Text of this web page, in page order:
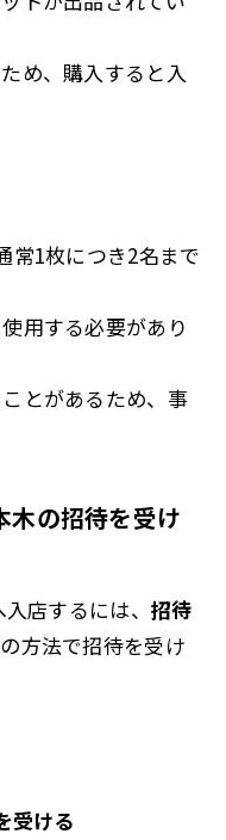
め、購入すると入
常1枚につき2名まで
用する必要があり
とがあるため、事
木の招待を受け
店するには、 招待
方法で招待を受け
受ける